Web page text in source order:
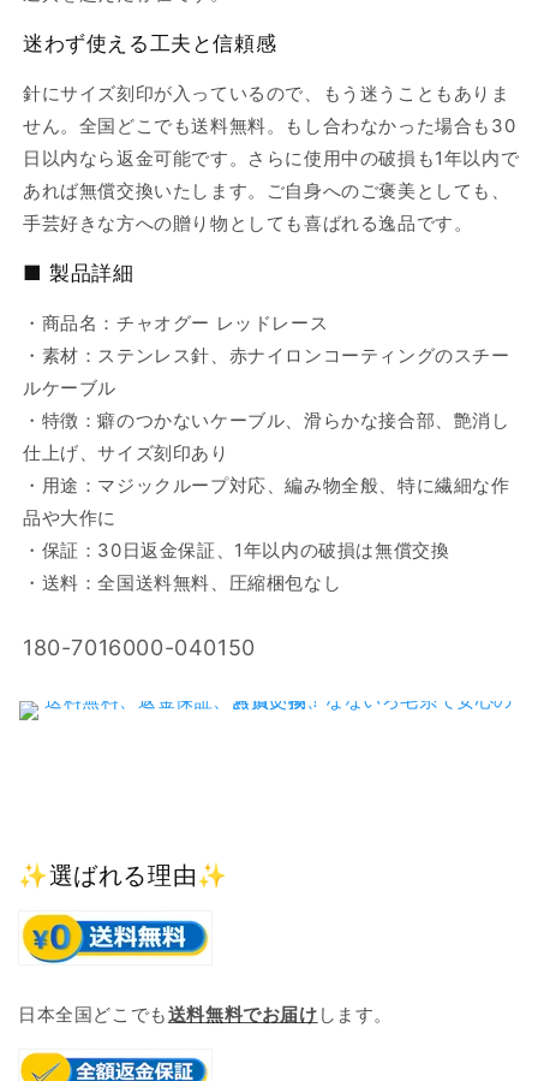
迷わず使える工夫と信頼感
針にサイズ刻印が入っているので、もう迷うこともありま
せん。全国どこでも送料無料。もし合わなかった場合も30
日以内なら返金可能です。さらに使用中の破損も1年以内で
あれば無償交換いたします。ご自身へのご褒美としても、
手芸好きな方への贈り物としても喜ばれる逸品です。
■ 製品詳細
・商品名：チャオグー レッドレース
・素材：ステンレス針、赤ナイロンコーティングのスチー
ルケーブル
・特徴：癖のつかないケーブル、滑らかな接合部、艶消し
仕上げ、サイズ刻印あり
・用途：マジックループ対応、編み物全般、特に繊細な作
品や大作に
・保証：30日返金保証、1年以内の破損は無償交換
・送料：全国送料無料、圧縮梱包なし
SKU:
180-7016000-040150
✨選ばれる理由✨
日本全国どこでも送料無料でお届け します。